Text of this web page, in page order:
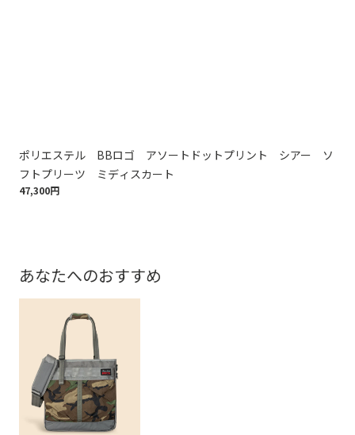
ポリエステル BBロゴ アソートドットプリント シアー ソ
フトプリーツ ミディスカート
47,300円
あなたへのおすすめ